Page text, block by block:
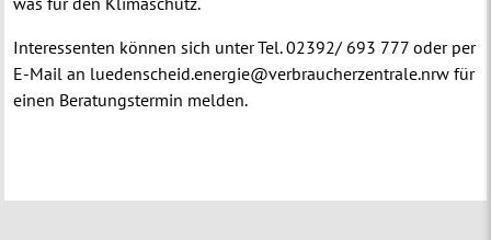
Interessenten können sich unter Tel. 02392/ 693 777 oder per
E-Mail an luedenscheid.energie@verbraucherzentrale.nrw für
einen Beratungstermin melden.